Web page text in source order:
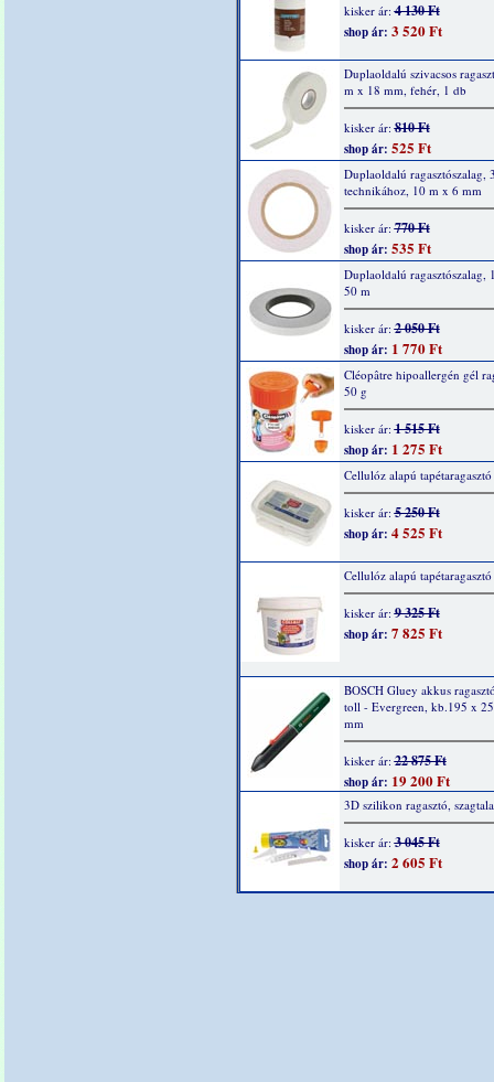
kisker ár:4 130 Ft
shop ár: 3 520 Ft
Duplaoldalú szivacsos
m x 18 mm, fehér, 1 db
kisker ár:810 Ft
shop ár: 525 Ft
Duplaoldalú ragasztószalag,
technikához, 10 m x 6 mm
kisker ár:770 Ft
shop ár: 535 Ft
Duplaoldalú ragasztószalag,
50 m
kisker ár:2 050 Ft
shop ár: 1 770 Ft
Cléopâtre hipoallergén gél
50 g
kisker ár:1 515 Ft
shop ár: 1 275 Ft
Cellulóz alapú
kisker ár:5 250 Ft
shop ár: 4 525 Ft
Cellulóz alapú
kisker ár:9 325 Ft
shop ár: 7 825 Ft
BOSCH Gluey akkus
toll - Evergreen, kb.195 x
mm
kisker ár:22 875 Ft
shop ár: 19 200 Ft
3D szilikon ragasztó,
kisker ár:3 045 Ft
shop ár: 2 605 Ft